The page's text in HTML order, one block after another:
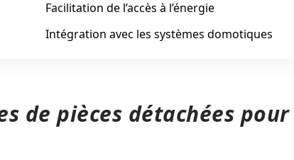
Facilitation de l’accès à l’énergie
Intégration avec les systèmes domotiques
de pièces détachées pour